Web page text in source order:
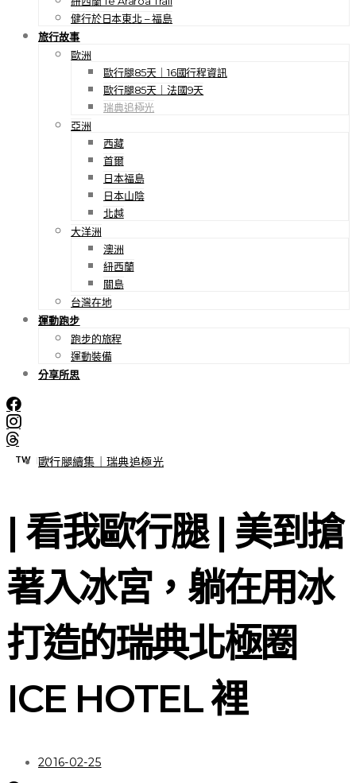
健行於日本東北 – 福島
旅行故事
歐洲
歐行腿85天｜16國行程資訊
歐行腿85天｜法國9天
瑞典追極光
亞洲
西藏
首爾
日本福島
日本山陰
北越
大洋洲
澳洲
紐西蘭
關島
台灣在地
運動跑步
跑步的旅程
運動裝備
分享所思
TW | EN
歐行腿續集｜瑞典追極光
| 看我歐行腿 | 美到搶
著入冰宮，躺在用冰
打造的瑞典北極圈
ICE HOTEL 裡
2016-02-25